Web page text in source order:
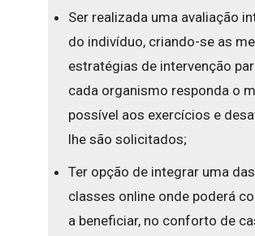
Ser realizada uma avaliação
do indivíduo, criando-se as
estratégias de intervenção
cada organismo responda o
possível aos exercícios e
lhe são solicitados;
Ter opção de integrar uma
classes online onde poderá
a beneficiar, no conforto de